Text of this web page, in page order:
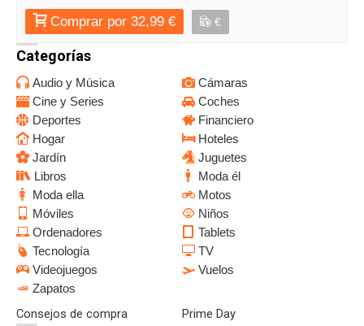
Comprar por 32,99 € €
Categorías
Audio y Música
Cámaras
Cine y Series
Coches
Deportes
Financiero
Hogar
Hoteles
Jardín
Juguetes
Libros
Moda él
Moda ella
Motos
Móviles
Niños
Ordenadores
Tablets
Tecnología
TV
Videojuegos
Vuelos
Zapatos
Consejos de compra Prime Day